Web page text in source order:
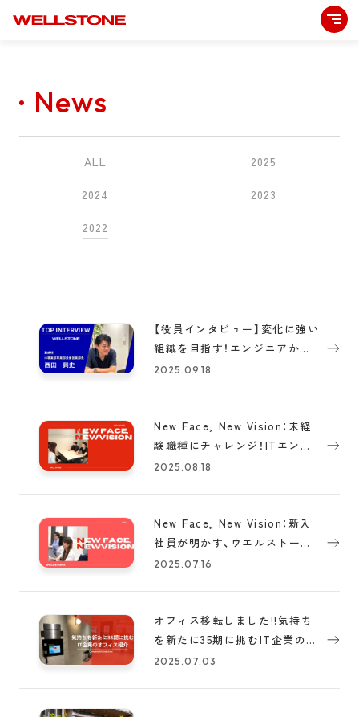
News
ALL 2025
2024 2023
2022
【役員インタビュー】変化に強い
組織を目指す！エンジニアから
の信頼が厚い取締役が語るウエ
2025.09.18
New Face, New Vision：未経
験職種にチャレンジ！ITエンジ
ニアの新人研修とは？（オープ
2025.08.18
New Face, New Vision：新入
社員が明かす、ウエルストーン
に入社した決め手とは。（オー
2025.07.16
オフィス移転しました!!気持ち
を新たに35期に挑むIT企業のオ
フィス紹介（オープン社内報
2025.07.03